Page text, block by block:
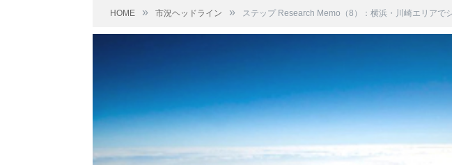
HOME » 市況ヘッドライン » ステップ Research Memo（8）：横浜・川崎エリアで